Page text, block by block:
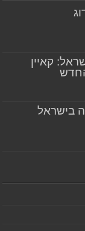
קאיין